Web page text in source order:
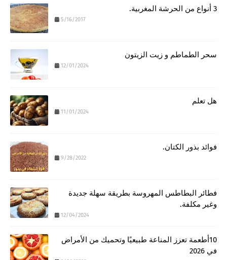
3 أنواع من الحرشة المغربية.
5/16/2017
سحر الطماطم و زيت الزيتون
12/01/2024
هل تعلم
11/01/2024
فوائد بذور الكتان.
9/28/2022
فطائر البطاطس المهروسة بطريقة سهلة جديدة
وغير مكلفة.
12/04/2024
10أطعمة تعزز المناعة طبيعيًا وتحميك من الأمراض
في 2026